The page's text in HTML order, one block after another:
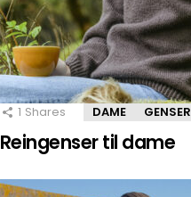
1 Shares DAME GENSER
Reingenser til dame